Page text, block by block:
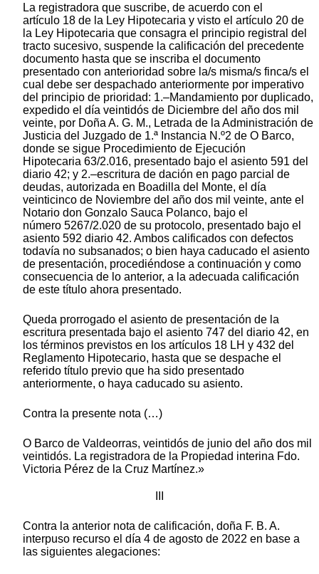
La registradora que suscribe, de acuerdo con el
artículo 18 de la Ley Hipotecaria y visto el artículo 20 de
la Ley Hipotecaria que consagra el principio registral del
tracto sucesivo, suspende la calificación del precedente
documento hasta que se inscriba el documento
presentado con anterioridad sobre la/s misma/s finca/s el
cual debe ser despachado anteriormente por imperativo
del principio de prioridad: 1.–Mandamiento por duplicado,
expedido el día veintidós de Diciembre del año dos mil
veinte, por Doña A. G. M., Letrada de la Administración de
Justicia del Juzgado de 1.ª Instancia N.º2 de O Barco,
donde se sigue Procedimiento de Ejecución
Hipotecaria 63/2.016, presentado bajo el asiento 591 del
diario 42; y 2.–escritura de dación en pago parcial de
deudas, autorizada en Boadilla del Monte, el día
veinticinco de Noviembre del año dos mil veinte, ante el
Notario don Gonzalo Sauca Polanco, bajo el
número 5267/2.020 de su protocolo, presentado bajo el
asiento 592 diario 42. Ambos calificados con defectos
todavía no subsanados; o bien haya caducado el asiento
de presentación, procediéndose a continuación y como
consecuencia de lo anterior, a la adecuada calificación
de este título ahora presentado.
Queda prorrogado el asiento de presentación de la
escritura presentada bajo el asiento 747 del diario 42, en
los términos previstos en los artículos 18 LH y 432 del
Reglamento Hipotecario, hasta que se despache el
referido título previo que ha sido presentado
anteriormente, o haya caducado su asiento.
Contra la presente nota (…)
O Barco de Valdeorras, veintidós de junio del año dos mil
veintidós. La registradora de la Propiedad interina Fdo.
Victoria Pérez de la Cruz Martínez.»
Contra la anterior nota de calificación, doña F. B. A.
interpuso recurso el día 4 de agosto de 2022 en base a
las siguientes alegaciones: